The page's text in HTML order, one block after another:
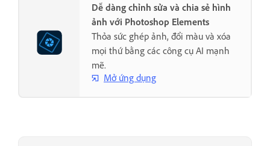
Dễ dàng chỉnh sửa và chia sẻ hình
ảnh với Photoshop Elements
Thỏa sức ghép ảnh, đổi màu và xóa
mọi thứ bằng các công cụ AI mạnh
mẽ.
Mở ứng dụng